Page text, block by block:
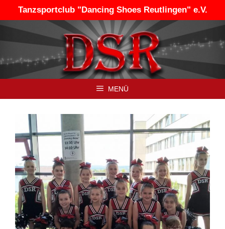
springen
Tanzsportclub "Dancing Shoes Reutlingen" e.V.
MENÜ